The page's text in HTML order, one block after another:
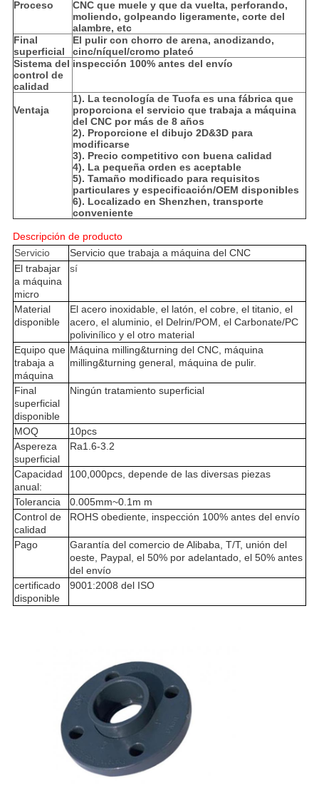
Proceso
CNC que muele y que da vuelta, perforando,
moliendo, golpeando ligeramente, corte del
alambre, etc
Final
superficial
El pulir con chorro de arena, anodizando,
cinc/níquel/cromo plateó
Sistema del
control de
calidad
inspección 100% antes del envío
Ventaja
1). La tecnología de Tuofa es una fábrica que
proporciona el servicio que trabaja a máquina
del CNC por más de 8 años
2). Proporcione el dibujo 2D&3D para
modificarse
3). Precio competitivo con buena calidad
4). La pequeña orden es aceptable
5). Tamaño modificado para requisitos
particulares y especificación/OEM disponibles
6). Localizado en Shenzhen, transporte
conveniente
Descripción de producto
Servicio
Servicio que trabaja a máquina del CNC
El trabajar
a máquina
micro
sí
Material
disponible
El acero inoxidable, el latón, el cobre, el titanio, el
acero, el aluminio, el Delrin/POM, el Carbonate/PC
polivinílico y el otro material
Equipo que
trabaja a
máquina
Máquina milling&turning del CNC, máquina
milling&turning general, máquina de pulir.
Final
superficial
disponible
Ningún tratamiento superficial
MOQ
10pcs
Aspereza
superficial
Ra1.6-3.2
Capacidad
anual:
100,000pcs, depende de las diversas piezas
Tolerancia
0.005mm~0.1m m
Control de
calidad
ROHS obediente, inspección 100% antes del envío
Pago
Garantía del comercio de Alibaba, T/T, unión del
oeste, Paypal, el 50% por adelantado, el 50% antes
del envío
certificado
disponible
9001:2008 del ISO